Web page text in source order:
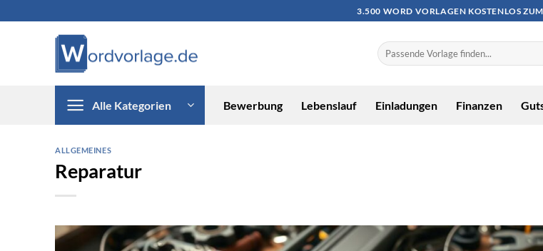
3.500 WORD VORLAGEN KOSTENLOS
Alle Kategorien Bewerbung Lebenslauf Einladungen Finanzen
ALLGEMEINES
Reparatur